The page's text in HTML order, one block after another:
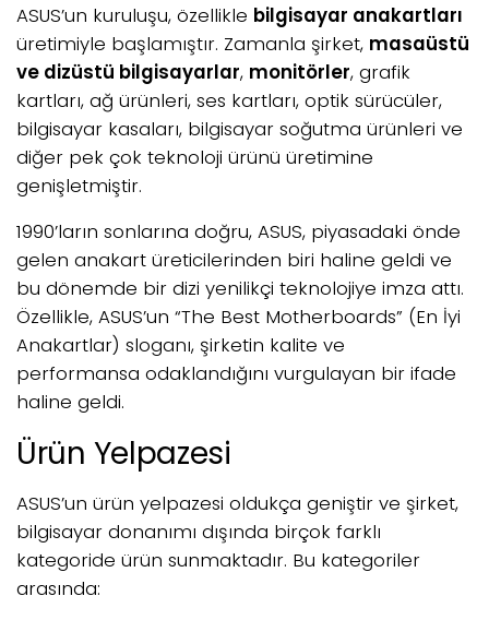
ASUS’un kuruluşu, özellikle bilgisayar anakartları
üretimiyle başlamıştır. Zamanla şirket, masaüstü
ve dizüstü bilgisayarlar, monitörler, grafik
kartları, ağ ürünleri, ses kartları, optik sürücüler,
bilgisayar kasaları, bilgisayar soğutma ürünleri ve
diğer pek çok teknoloji ürünü üretimine
genişletmiştir.
1990’ların sonlarına doğru, ASUS, piyasadaki önde
gelen anakart üreticilerinden biri haline geldi ve
bu dönemde bir dizi yenilikçi teknolojiye imza attı.
Özellikle, ASUS’un “The Best Motherboards” (En İyi
Anakartlar) sloganı, şirketin kalite ve
performansa odaklandığını vurgulayan bir ifade
haline geldi.
Ürün Yelpazesi
ASUS’un ürün yelpazesi oldukça geniştir ve şirket,
bilgisayar donanımı dışında birçok farklı
kategoride ürün sunmaktadır. Bu kategoriler
arasında: